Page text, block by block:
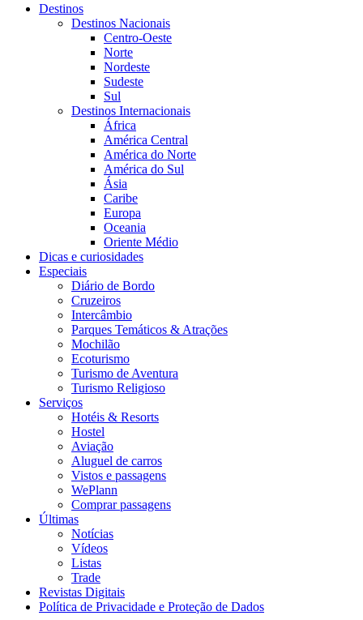
Destinos
Destinos Nacionais
Centro-Oeste
Norte
Nordeste
Sudeste
Sul
Destinos Internacionais
África
América Central
América do Norte
América do Sul
Ásia
Caribe
Europa
Oceania
Oriente Médio
Dicas e curiosidades
Especiais
Diário de Bordo
Cruzeiros
Intercâmbio
Parques Temáticos & Atrações
Mochilão
Ecoturismo
Turismo de Aventura
Turismo Religioso
Serviços
Hotéis & Resorts
Hostel
Aviação
Aluguel de carros
Vistos e passagens
WePlann
Comprar passagens
Últimas
Notícias
Vídeos
Listas
Trade
Revistas Digitais
Política de Privacidade e Proteção de Dados